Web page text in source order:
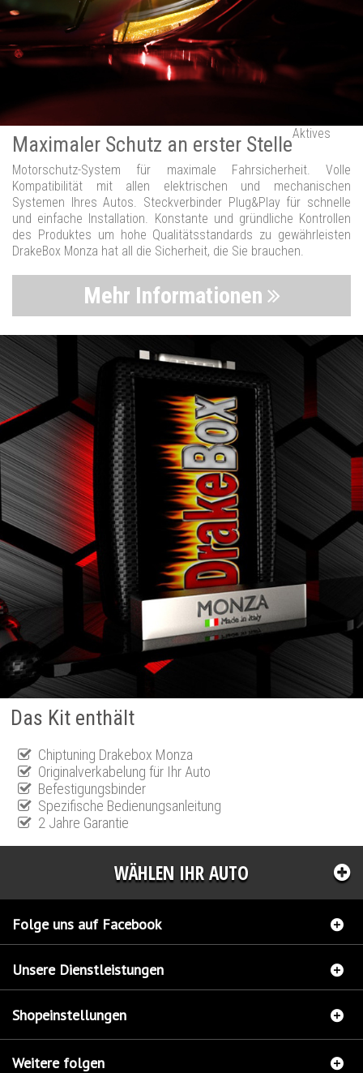
Maximaler Schutz an erster StelleAktives
Motorschutz-System für maximale Fahrsicherheit. Volle
Kompatibilität mit allen elektrischen und mechanischen
Systemen Ihres Autos. Steckverbinder Plug&Play für schnelle
und einfache Installation. Konstante und gründliche Kontrollen
des Produktes um hohe Qualitätsstandards zu gewährleisten
DrakeBox Monza hat all die Sicherheit, die Sie brauchen.
Mehr Informationen
Das Kit enthält
Chiptuning Drakebox Monza
Originalverkabelung für Ihr Auto
Befestigungsbinder
Spezifische Bedienungsanleitung
2 Jahre Garantie
WÄHLEN IHR AUTO
Folge uns auf Facebook
Unsere Dienstleistungen
Shopeinstellungen
Weitere folgen